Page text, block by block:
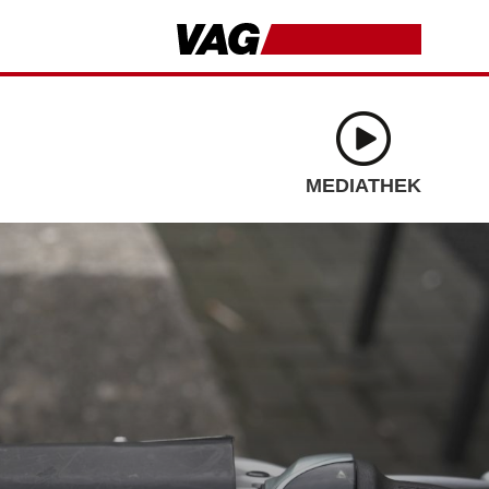
MEDIATHEK